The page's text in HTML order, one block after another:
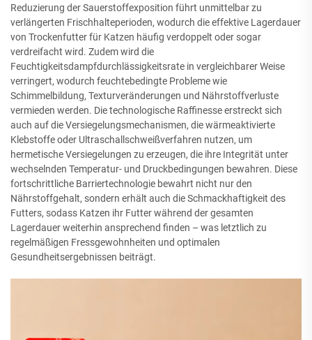
Reduzierung der Sauerstoffexposition führt unmittelbar zu
verlängerten Frischhalteperioden, wodurch die effektive Lagerdauer
von Trockenfutter für Katzen häufig verdoppelt oder sogar
verdreifacht wird. Zudem wird die
Feuchtigkeitsdampfdurchlässigkeitsrate in vergleichbarer Weise
verringert, wodurch feuchtebedingte Probleme wie
Schimmelbildung, Texturveränderungen und Nährstoffverluste
vermieden werden. Die technologische Raffinesse erstreckt sich
auch auf die Versiegelungsmechanismen, die wärmeaktivierte
Klebstoffe oder Ultraschallschweißverfahren nutzen, um
hermetische Versiegelungen zu erzeugen, die ihre Integrität unter
wechselnden Temperatur- und Druckbedingungen bewahren. Diese
fortschrittliche Barriertechnologie bewahrt nicht nur den
Nährstoffgehalt, sondern erhält auch die Schmackhaftigkeit des
Futters, sodass Katzen ihr Futter während der gesamten
Lagerdauer weiterhin ansprechend finden – was letztlich zu
regelmäßigen Fressgewohnheiten und optimalen
Gesundheitsergebnissen beiträgt.